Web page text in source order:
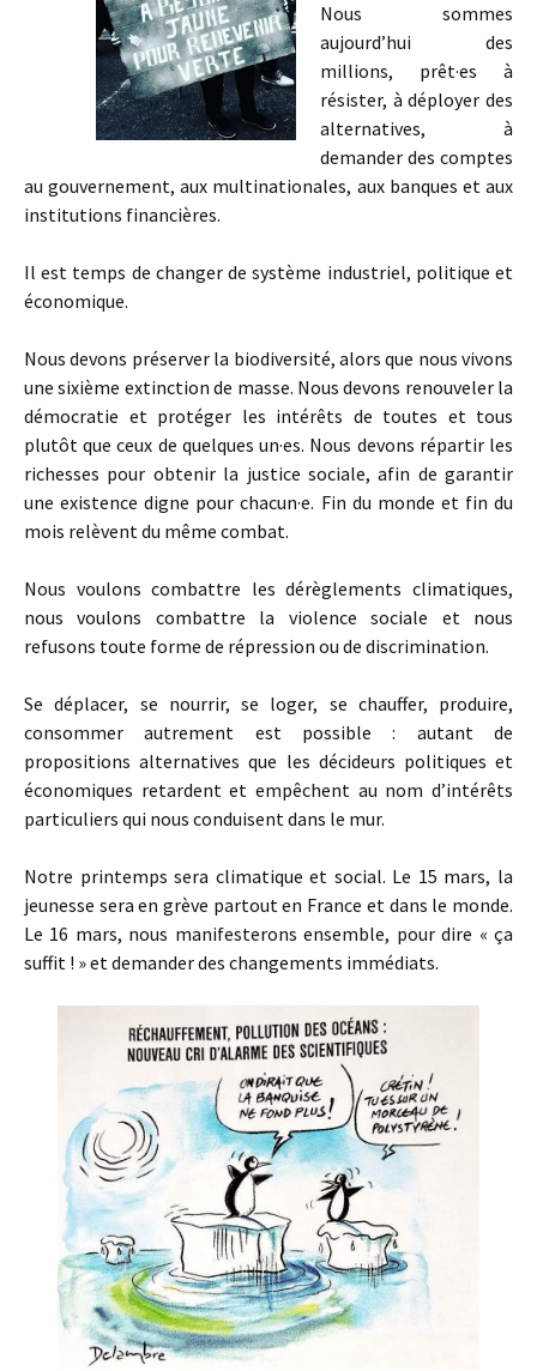
Nous sommes
aujourd’hui des
millions, prêt·es à
résister, à déployer des
alternatives, à
demander des comptes
au gouvernement, aux multinationales, aux banques et aux
institutions financières.
Il est temps de changer de système industriel, politique et
économique.
Nous devons préserver la biodiversité, alors que nous vivons
une sixième extinction de masse. Nous devons renouveler la
démocratie et protéger les intérêts de toutes et tous
plutôt que ceux de quelques un·es. Nous devons répartir les
richesses pour obtenir la justice sociale, afin de garantir
une existence digne pour chacun·e. Fin du monde et fin du
mois relèvent du même combat.
Nous voulons combattre les dérèglements climatiques,
nous voulons combattre la violence sociale et nous
refusons toute forme de répression ou de discrimination.
Se déplacer, se nourrir, se loger, se chauffer, produire,
consommer autrement est possible : autant de
propositions alternatives que les décideurs politiques et
économiques retardent et empêchent au nom d’intérêts
particuliers qui nous conduisent dans le mur.
Notre printemps sera climatique et social. Le 15 mars, la
jeunesse sera en grève partout en France et dans le monde.
Le 16 mars, nous manifesterons ensemble, pour dire « ça
suffit ! » et demander des changements immédiats.